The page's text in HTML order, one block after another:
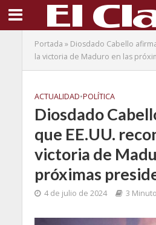
Portada » Diosdado Cabello
la victoria de Maduro en las
ACTUALIDAD•POLÍTICA
Diosdado
que EE.UU.
victoria de
próximas
4 de julio de 2024 3